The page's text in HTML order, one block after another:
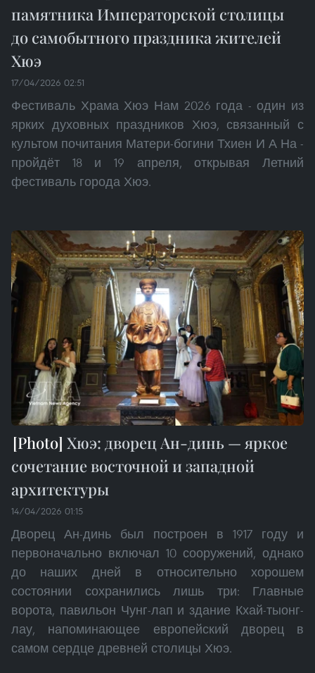
памятника Императорской столицы
до самобытного праздника жителей
Хюэ
17/04/2026 02:51
Фестиваль Храма Хюэ Нам 2026 года - один из
ярких духовных праздников Хюэ, связанный с
культом почитания Матери-богини Тхиен И А На -
пройдёт 18 и 19 апреля, открывая Летний
фестиваль города Хюэ.
Хюэ: дворец Ан-динь — яркое
сочетание восточной и западной
архитектуры
14/04/2026 01:15
Дворец Ан-динь был построен в 1917 году и
первоначально включал 10 сооружений, однако
до наших дней в относительно хорошем
состоянии сохранились лишь три: Главные
ворота, павильон Чунг-лап и здание Кхай-тыонг-
лау, напоминающее европейский дворец в
самом сердце древней столицы Хюэ.